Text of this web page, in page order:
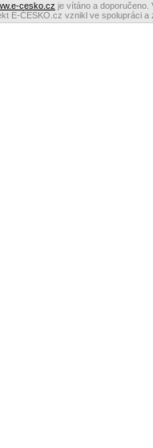
cesko.cz je vítáno a doporučeno.
E-ČESKO.cz vznikl ve spolupráci